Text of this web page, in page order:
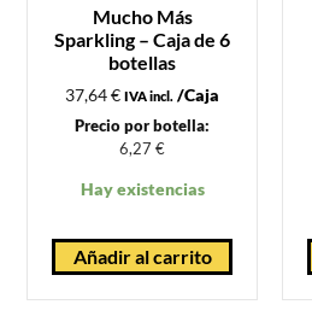
Mucho Más
Sparkling – Caja de 6
botellas
37,64€ IVA incl. /Caja
Precio por botella:
6,27€
Hay existencias
Añadir al carrito